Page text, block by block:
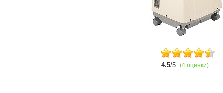
4.5/5 (4 оценки)